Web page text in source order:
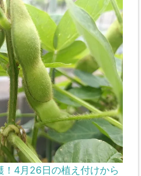
！4月26日の植え付けから